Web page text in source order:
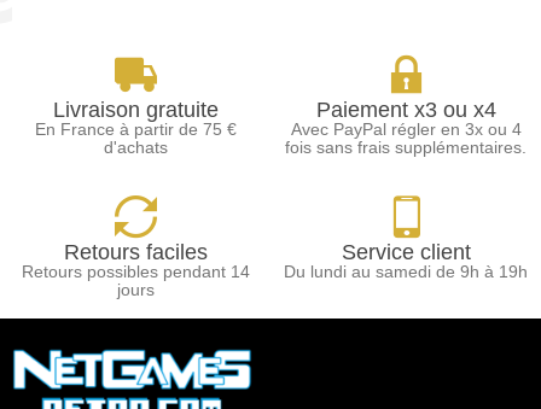
Livraison gratuite
En France à partir de 75 €
d'achats
Paiement x3 ou x4
Avec PayPal régler en 3x ou 4
fois sans frais supplémentaires.
Retours faciles
Retours possibles pendant 14
jours
Service client
Du lundi au samedi de 9h à 19h